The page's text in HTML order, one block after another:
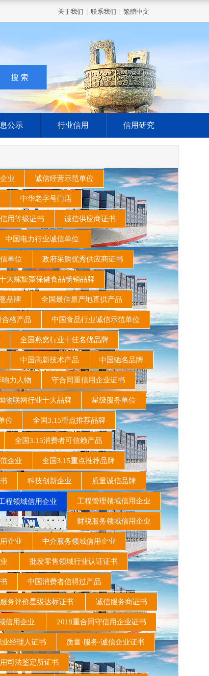
关于我们 | 联系我们 | 繁體中文
公示 行业信用 信用研究
企业 诚信经营示范单位
中华老字号门店
用等级证书 诚信供应商证书
中国电力行业诚信单位
信单位 政府采购优秀供应商证书
大螺旋藻保健食品畅销品牌
品牌 全国最佳原产地直供产品
合格产品 中国食品行业诚信示范单位
全国燕窝行业十佳名优品牌
中国高新技术产品 中国驰名品牌
响力人物 守合同重信用企业证书
物联网行业十大品牌 星级服务单位
位 全国3.15重点推荐品牌
全国3.15消费者可信赖产品
范企业 全国3.15重点推荐品牌
书 科技创新企业 质量诚信品牌
程领域信用企业 工程管理领域信用企业
财税服务领域信用企业
用企业 中介服务领域信用企业
业 批发零售领域行业认证证书
书 中国消费者信得过产品
务评价星级达标证书 诚信服务商证书
信用企业 2019重合同守信用企业证书
经理人证书 质量·服务·诚信企业证书
司法鉴定所证书